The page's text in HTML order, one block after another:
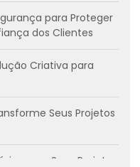
para Proteger
dos Clientes
Criativa para
Seus Projetos
para Seus Projetos